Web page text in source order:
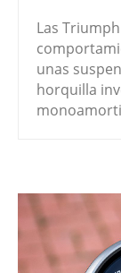
Las
unas
horquilla